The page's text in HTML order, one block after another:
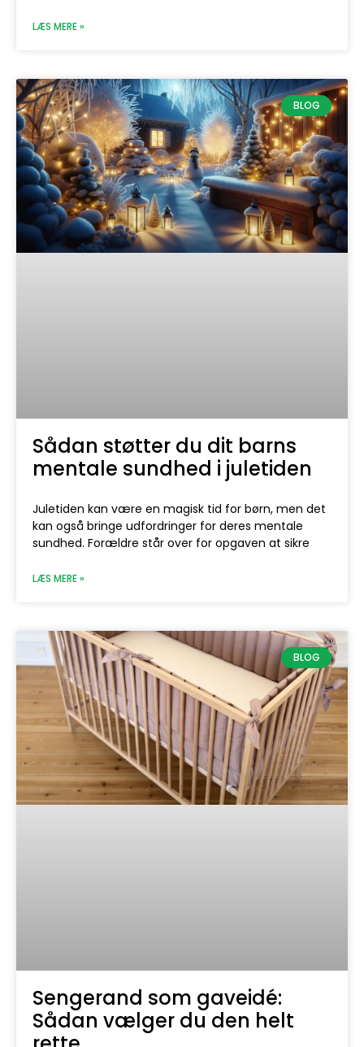
LÆS MERE »
BLOG
Sådan støtter du dit barns
mentale sundhed i juletiden
Juletiden kan være en magisk tid for børn, men det
kan også bringe udfordringer for deres mentale
sundhed. Forældre står over for opgaven at sikre
LÆS MERE »
BLOG
Sengerand som gaveidé:
Sådan vælger du den helt